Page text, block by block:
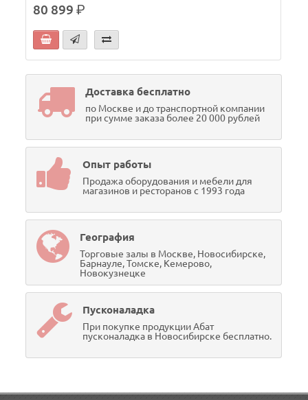
80 899р.
Доставка бесплатно
по Москве и до транспортной компании
при сумме заказа более 20 000 рублей
Опыт работы
Продажа оборудования и мебели для
магазинов и ресторанов с 1993 года
География
Торговые залы в Москве, Новосибирске,
Барнауле, Томске, Кемерово,
Новокузнецке
Пусконаладка
При покупке продукции Абат
пусконаладка в Новосибирске бесплатно.